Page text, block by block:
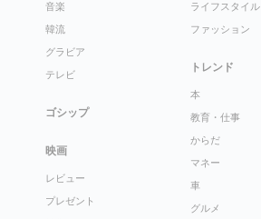
音楽
韓流
グラビア
テレビ
ゴシップ
映画
レビュー
プレゼント
ライフスタイル
ファッション
トレンド
本
教育・仕事
からだ
マネー
車
グルメ